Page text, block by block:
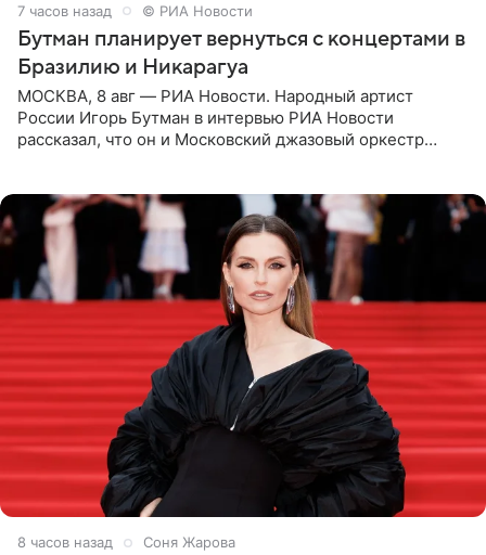
7 часов назад © РИА Новости
Бутман планирует вернуться с концертами в
Бразилию и Никарагуа
МОСКВА, 8 авг — РИА Новости. Народный артист
России Игорь Бутман в интервью РИА Новости
рассказал, что он и Московский джазовый оркестр
8 часов назад Соня Жарова